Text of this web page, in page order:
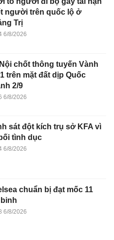
người trên quốc lộ ở
Trị
6/8/2026
chốt thông tuyến Vành
trên mặt đất dịp Quốc
2/9
6/8/2026
sát đột kích trụ sở KFA vì
tình dục
6/8/2026
chuẩn bị đạt mốc 11
6/8/2026